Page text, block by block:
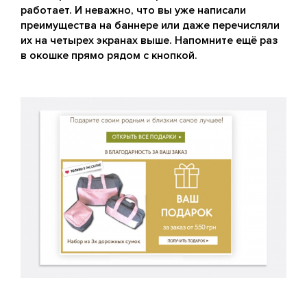
работает. И неважно, что вы уже написали
преимущества на баннере или даже перечисляли
их на четырех экранах выше. Напомните ещё раз
в окошке прямо рядом с кнопкой.